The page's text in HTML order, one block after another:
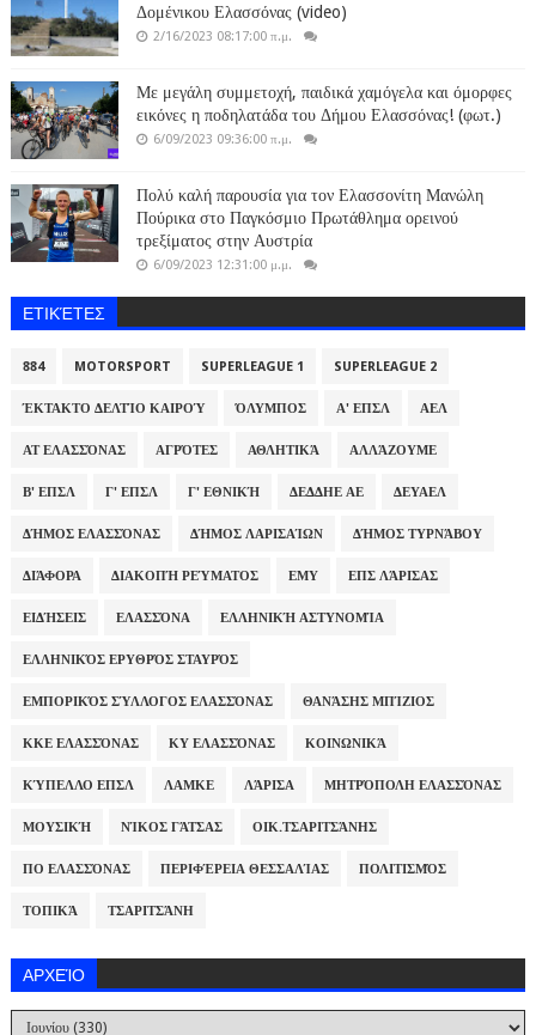
Δομένικου Ελασσόνας (video)
2/16/2023 08:17:00 π.μ.
Με μεγάλη συμμετοχή, παιδικά χαμόγελα και όμορφες
εικόνες η ποδηλατάδα του Δήμου Ελασσόνας! (φωτ.)
6/09/2023 09:36:00 π.μ.
Πολύ καλή παρουσία για τον Ελασσονίτη Μανώλη
Πούρικα στο Παγκόσμιο Πρωτάθλημα ορεινού
τρεξίματος στην Αυστρία
6/09/2023 12:31:00 μ.μ.
ΕΤΙΚΈΤΕΣ
884 MOTORSPORT SUPERLEAGUE 1 SUPERLEAGUE 2
ΈΚΤΑΚΤΟ ΔΕΛΤΊΟ ΚΑΙΡΟΎ ΌΛΥΜΠΟΣ Α' ΕΠΣΛ ΑΕΛ
ΑΤ ΕΛΑΣΣΌΝΑΣ ΑΓΡΌΤΕΣ ΑΘΛΗΤΙΚΆ ΑΛΛΆΖΟΥΜΕ
Β' ΕΠΣΛ Γ' ΕΠΣΛ Γ' ΕΘΝΙΚΉ ΔΕΔΔΗΕ ΑΕ ΔΕΥΑΕΛ
ΔΉΜΟΣ ΕΛΑΣΣΌΝΑΣ ΔΉΜΟΣ ΛΑΡΙΣΑΊΩΝ ΔΉΜΟΣ ΤΥΡΝΆΒΟΥ
ΔΙΆΦΟΡΑ ΔΙΑΚΟΠΉ ΡΕΎΜΑΤΟΣ ΕΜΥ ΕΠΣ ΛΆΡΙΣΑΣ
ΕΙΔΉΣΕΙΣ ΕΛΑΣΣΌΝΑ ΕΛΛΗΝΙΚΉ ΑΣΤΥΝΟΜΊΑ
ΕΛΛΗΝΙΚΌΣ ΕΡΥΘΡΌΣ ΣΤΑΥΡΌΣ
ΕΜΠΟΡΙΚΌΣ ΣΎΛΛΟΓΟΣ ΕΛΑΣΣΌΝΑΣ ΘΑΝΆΣΗΣ ΜΠΊΖΙΟΣ
ΚΚΕ ΕΛΑΣΣΌΝΑΣ ΚΥ ΕΛΑΣΣΌΝΑΣ ΚΟΙΝΩΝΙΚΆ
ΚΎΠΕΛΛΟ ΕΠΣΛ ΛΑΜΚΕ ΛΆΡΙΣΑ ΜΗΤΡΌΠΟΛΗ ΕΛΑΣΣΌΝΑΣ
ΜΟΥΣΙΚΉ ΝΊΚΟΣ ΓΆΤΣΑΣ ΟΙΚ.ΤΣΑΡΙΤΣΆΝΗΣ
ΠΟ ΕΛΑΣΣΌΝΑΣ ΠΕΡΙΦΈΡΕΙΑ ΘΕΣΣΑΛΊΑΣ ΠΟΛΙΤΙΣΜΌΣ
ΤΟΠΙΚΆ ΤΣΑΡΙΤΣΆΝΗ
ΑΡΧΕΊΟ